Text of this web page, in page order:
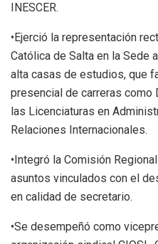
INESCER.
•Ejerció la representación
Católica de Salta en la Sede
alta casas de estudios, que
presencial de carreras como
las Licenciaturas en
Relaciones Internacionales.
•Integró la Comisión
asuntos vinculados con el
en calidad de secretario.
•Se desempeñó como